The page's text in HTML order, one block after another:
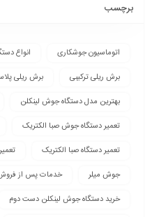
برچسب
اتوماسیون جوشکاری
انواع
برش ریلی ترکیبی
برش ریلی
بهترین مدل دستگاه جوش لینکلن
تعمیر دستگاه جوش صبا الکتریک
تعمیر دستگاه صبا الکتریک
جوش میلر
خدمات پس از فروش
خرید دستگاه جوش لینکلن دست دوم